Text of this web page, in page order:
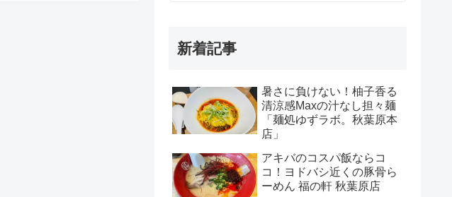
新着記事
暑さに負けない！柚子香る
清涼感Maxの汁なし担々麺
「麺処ゆずラボ。秋葉原本
店」
アキバのコスパ飯ならコ
コ！ヨドバシ近くの豚骨ら
ーめん 福の軒 秋葉原店